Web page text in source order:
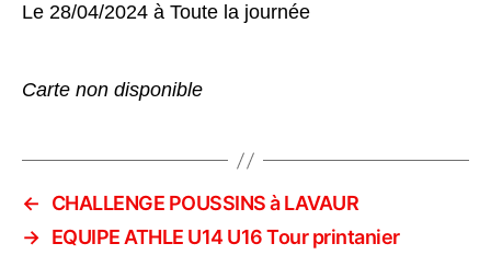
Le 28/04/2024 à Toute la journée
Carte non disponible
←
CHALLENGE POUSSINS à LAVAUR
→ EQUIPE ATHLE U14 U16 Tour printanier